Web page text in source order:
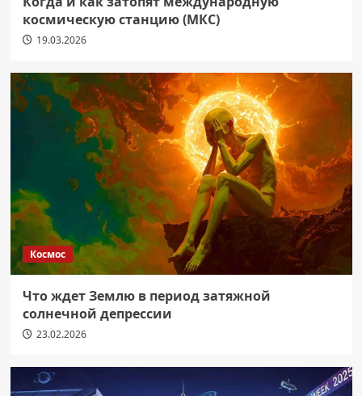
космическую станцию (МКС)
19.03.2026
Космос
Что ждет Землю в период затяжной
солнечной депрессии
23.02.2026